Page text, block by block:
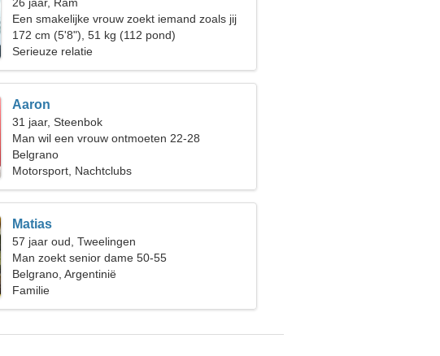
Een smakelijke vrouw zoekt iemand zoals jij
172 cm (5'8"), 51 kg (112 pond)
Serieuze relatie
Aaron
31 jaar, Steenbok
Man wil een vrouw ontmoeten 22-28
Belgrano
Motorsport, Nachtclubs
Matias
57 jaar oud, Tweelingen
Man zoekt senior dame 50-55
Belgrano, Argentinië
Familie